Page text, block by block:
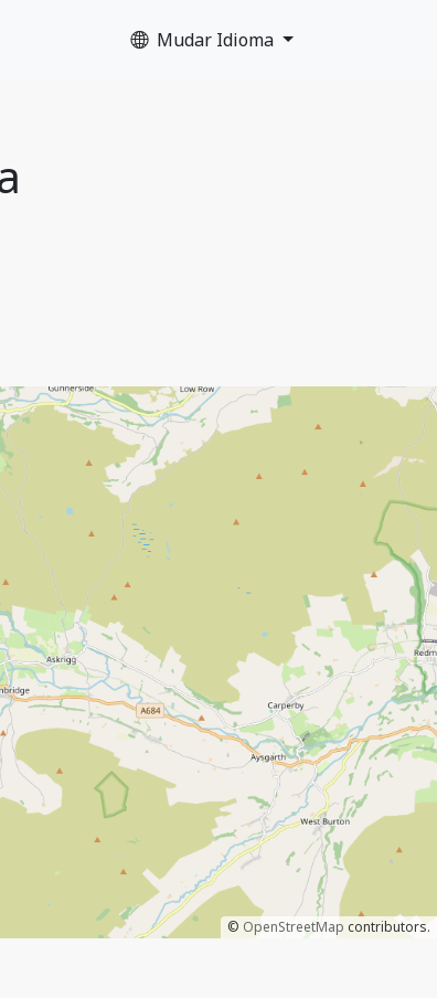
Mudar Idioma
© OpenStreetMap contributors.